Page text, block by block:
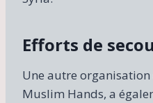
Efforts de
Une autre
Muslim Hands, a